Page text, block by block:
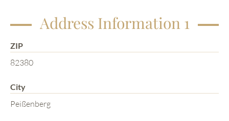
Address Information 1
ZIP
82380
City
Peißenberg